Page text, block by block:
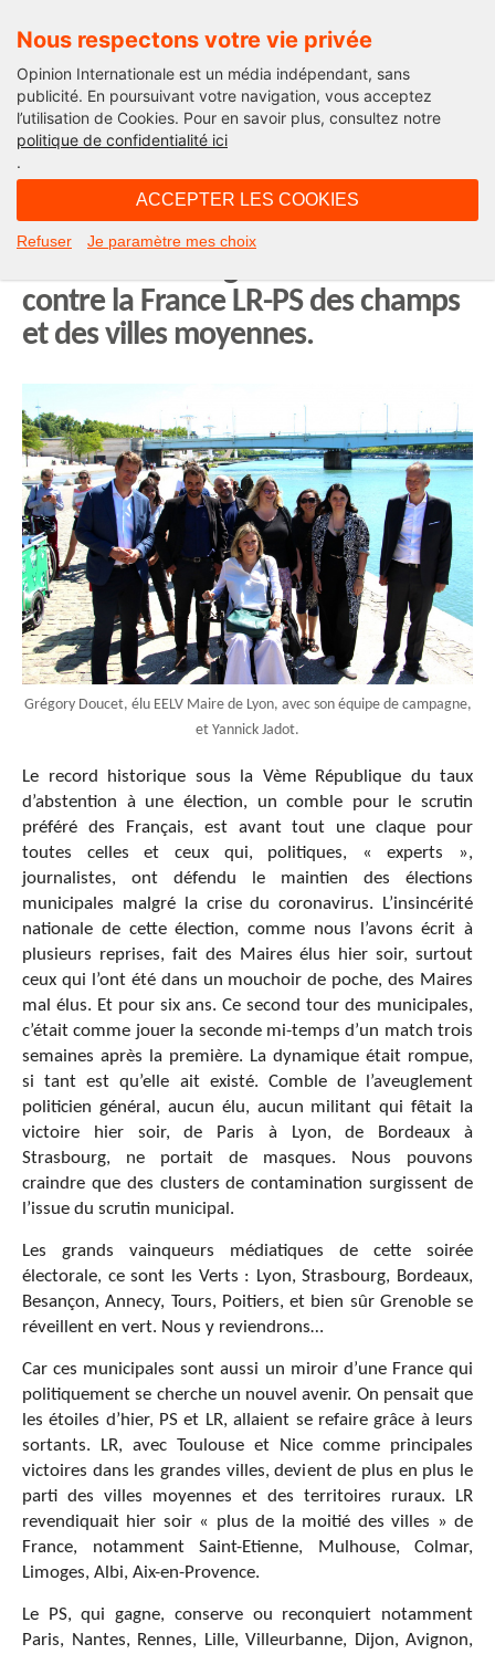
Nous respectons votre vie privée
Opinion Internationale est un média indépendant, sans
publicité. En poursuivant votre navigation, vous acceptez
l’utilisation de Cookies. Pour en savoir plus, consultez notre
politique de confidentialité ici
.
ACCEPTER LES COOKIES
Refuser Je paramètre mes choix
Edito
Municipales : sans LREM, la France
contre la France LR-PS des champs
et des villes moyennes.
Grégory Doucet, élu EELV Maire de Lyon, avec son équipe de campagne,
et Yannick Jadot.
Le record historique sous la Vème République du taux
d’abstention à une élection, un comble pour le scrutin
préféré des Français, est avant tout une claque pour
toutes celles et ceux qui, politiques, « experts »,
journalistes, ont défendu le maintien des élections
municipales malgré la crise du coronavirus. L’insincérité
nationale de cette élection, comme nous l’avons écrit à
plusieurs reprises, fait des Maires élus hier soir, surtout
ceux qui l’ont été dans un mouchoir de poche, des Maires
mal élus. Et pour six ans. Ce second tour des municipales,
c’était comme jouer la seconde mi-temps d’un match trois
semaines après la première. La dynamique était rompue,
si tant est qu’elle ait existé. Comble de l’aveuglement
politicien général, aucun élu, aucun militant qui fêtait la
victoire hier soir, de Paris à Lyon, de Bordeaux à
Strasbourg, ne portait de masques. Nous pouvons
craindre que des clusters de contamination surgissent de
l’issue du scrutin municipal.
Les grands vainqueurs médiatiques de cette soirée
électorale, ce sont les Verts : Lyon, Strasbourg, Bordeaux,
Besançon, Annecy, Tours, Poitiers, et bien sûr Grenoble se
réveillent en vert. Nous y reviendrons…
Car ces municipales sont aussi un miroir d’une France qui
politiquement se cherche un nouvel avenir. On pensait que
les étoiles d’hier, PS et LR, allaient se refaire grâce à leurs
sortants. LR, avec Toulouse et Nice comme principales
victoires dans les grandes villes, devient de plus en plus le
parti des villes moyennes et des territoires ruraux. LR
revendiquait hier soir « plus de la moitié des villes » de
France, notamment Saint-Etienne, Mulhouse, Colmar,
Limoges, Albi, Aix-en-Provence.
Le PS, qui gagne, conserve ou reconquiert notamment
Paris, Nantes, Rennes, Lille, Villeurbanne, Dijon, Avignon,